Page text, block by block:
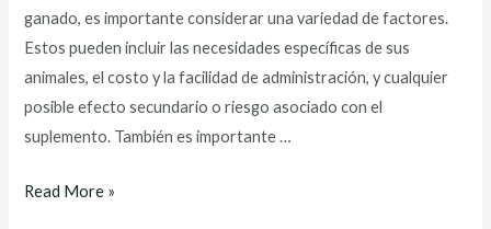
ganado, es importante considerar una variedad de factores.
Estos pueden incluir las necesidades específicas de sus
animales, el costo y la facilidad de administración, y cualquier
posible efecto secundario o riesgo asociado con el
suplemento. También es importante …
vitamina
Read More »